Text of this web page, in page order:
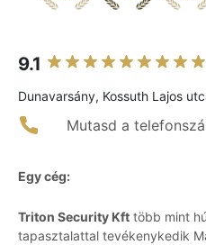
9.1
Dunavarsány, Kossuth Lajos
Mutasd a
Egy cég:
Triton Security Kft több mint
tapasztalattal tevékenykedik